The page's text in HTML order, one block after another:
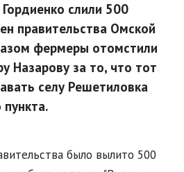
слили 500
правительства Омской
фермеры отомстили
Назарову за то, что тот
селу Решетиловка
пункта.
было вылито 500